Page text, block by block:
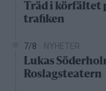
Träd i körfältet
trafiken
7/8 NYHETER
Lukas
Roslagsteatern